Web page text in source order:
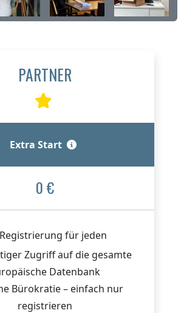
PARTNER
Extra Start
0 €
Registrierung für jeden
Zugriff auf die gesamte
Datenbank
Bürokratie – einfach nur
registrieren